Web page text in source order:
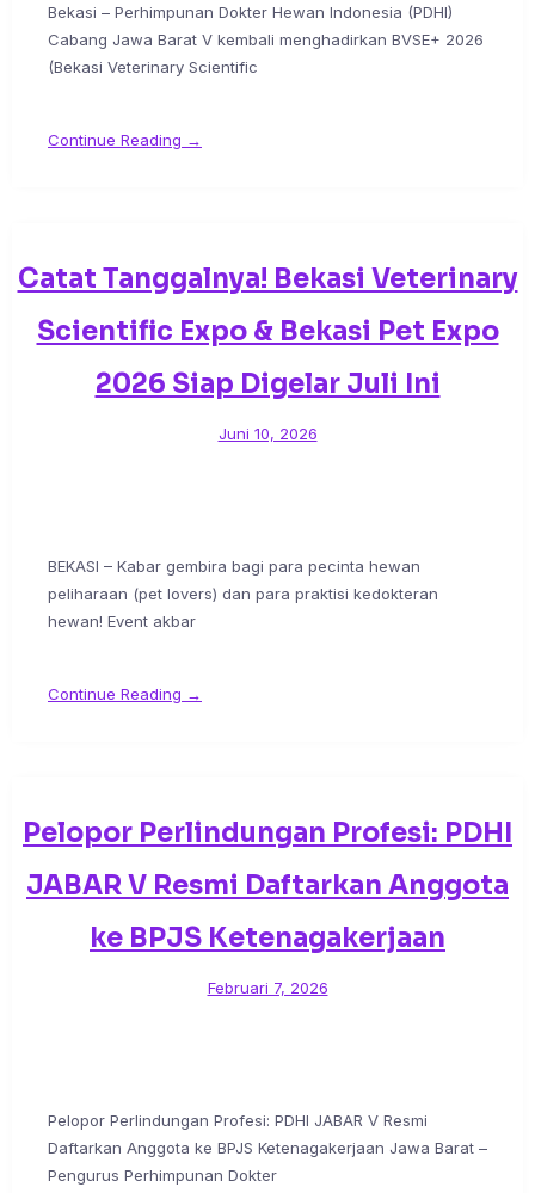
Bekasi – Perhimpunan Dokter Hewan Indonesia (PDHI)
Cabang Jawa Barat V kembali menghadirkan BVSE+ 2026
(Bekasi Veterinary Scientific
Continue Reading →
Catat Tanggalnya! Bekasi Veterinary
Scientific Expo & Bekasi Pet Expo
2026 Siap Digelar Juli Ini
Juni 10, 2026
BEKASI – Kabar gembira bagi para pecinta hewan
peliharaan (pet lovers) dan para praktisi kedokteran
hewan! Event akbar
Continue Reading →
Pelopor Perlindungan Profesi: PDHI
JABAR V Resmi Daftarkan Anggota
ke BPJS Ketenagakerjaan
Februari 7, 2026
Pelopor Perlindungan Profesi: PDHI JABAR V Resmi
Daftarkan Anggota ke BPJS Ketenagakerjaan Jawa Barat –
Pengurus Perhimpunan Dokter